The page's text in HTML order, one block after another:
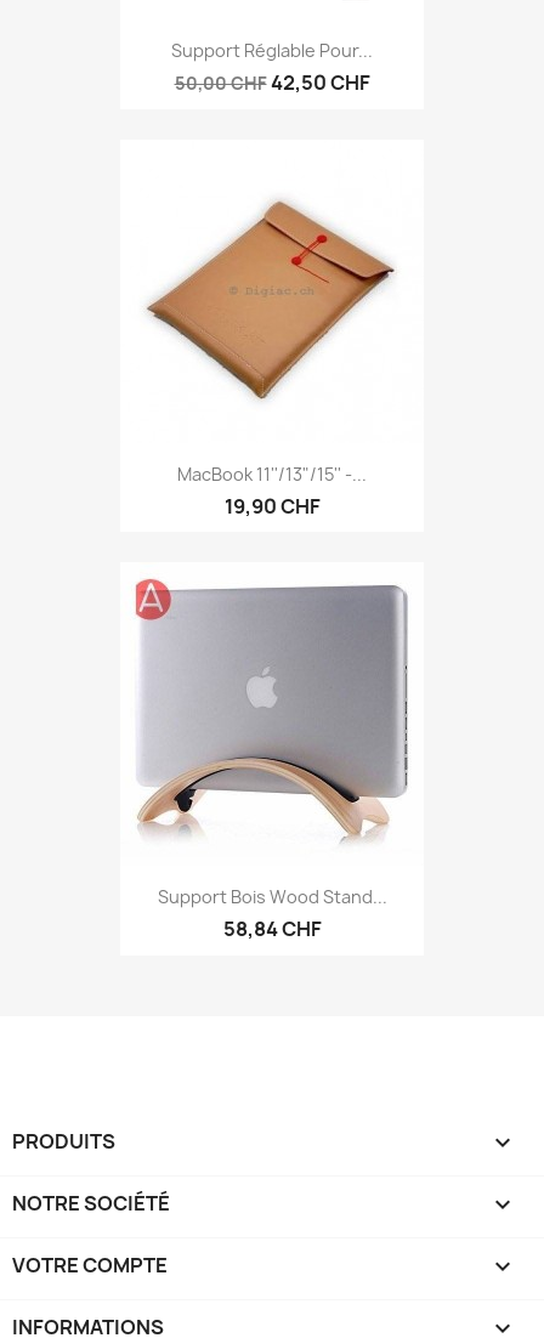
Support Réglable Pour...
50,00 CHF42,50 CHF
MacBook 11''/13"/15'' -...
19,90 CHF
Support Bois Wood Stand...
58,84 CHF
PRODUITS 
NOTRE SOCIÉTÉ 
VOTRE COMPTE 
INFORMATIONS keyboard_arrow_down